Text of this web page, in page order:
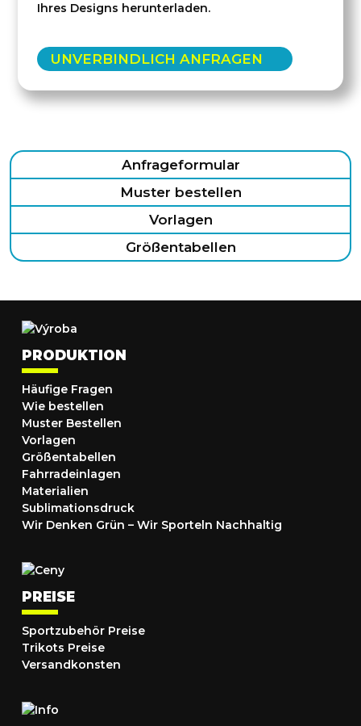
Ihres Designs herunterladen.
UNVERBINDLICH ANFRAGEN
Anfrageformular
Muster bestellen
Vorlagen
Größentabellen
PRODUKTION
Häufige Fragen
Wie bestellen
Muster Bestellen
Vorlagen
Größentabellen
Fahrradeinlagen
Materialien
Sublimationsdruck
Wir Denken Grün – Wir Sporteln Nachhaltig
PREISE
Sportzubehör Preise
Trikots Preise
Versandkonsten